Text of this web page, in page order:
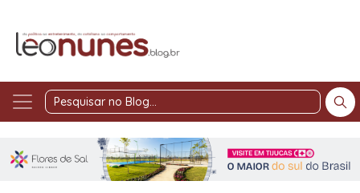
Pesquisar
Blog